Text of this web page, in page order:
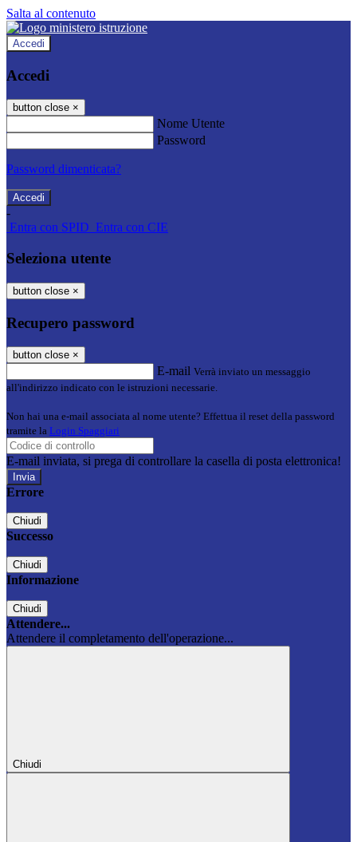
Salta al contenuto
Accedi
Accedi
button close ×
Nome Utente
Password
Password dimenticata?
-
Entra con SPID Entra con CIE
Seleziona utente
button close ×
Recupero password
button close ×
E-mail Verrà inviato un messaggio
all'indirizzo indicato con le istruzioni necessarie.
Non hai una e-mail associata al nome utente? Effettua il reset della password
tramite la Login Spaggiari
E-mail inviata, si prega di controllare la casella di posta elettronica!
Errore
Chiudi
Successo
Chiudi
Informazione
Chiudi
Attendere...
Attendere il completamento dell'operazione...
Chiudi